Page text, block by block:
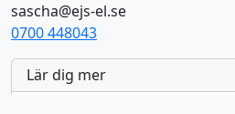
sascha@ejs-el.se
0700 448043
Lär dig mer